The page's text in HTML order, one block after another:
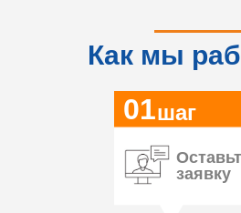
Как мы
01
заявку
шаг